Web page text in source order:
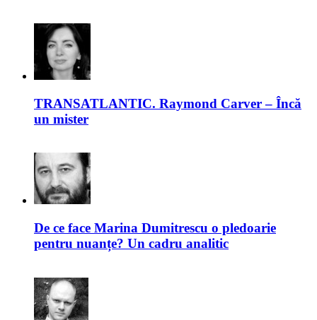
TRANSATLANTIC. Raymond Carver – Încă
un mister
De ce face Marina Dumitrescu o pledoarie
pentru nuanțe? Un cadru analitic